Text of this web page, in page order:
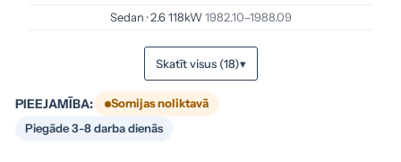
Sedan · 2.6 118kW 1982.10–1988.09
Skatīt visus (18)▾
PIEEJAMĪBA:
Somijas noliktavā
Piegāde 3-8 darba dienās